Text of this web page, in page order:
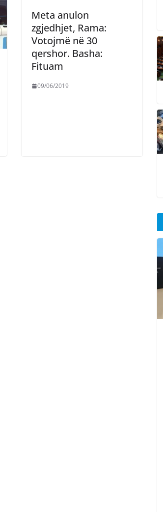
Meta anulon
zgjedhjet, Rama:
Votojmë në 30
qershor. Basha:
Fituam
09/06/2019